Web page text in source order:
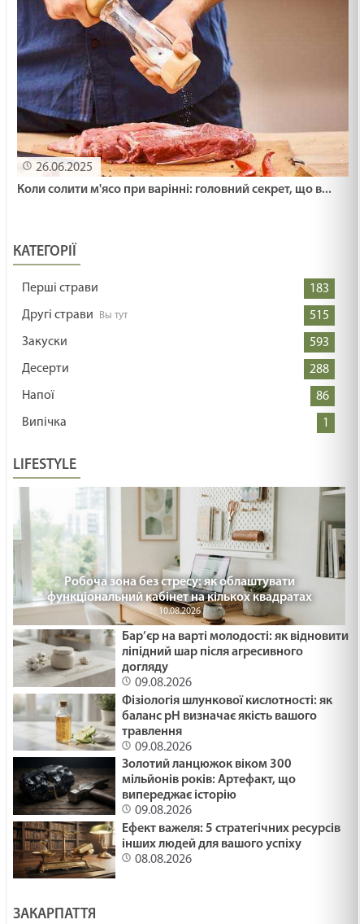
26.06.2025
Коли солити м'ясо при варінні: головний секрет, що в...
КАТЕГОРІЇ
Перші страви
183
Другі страви
515
Закуски
593
Десерти
288
Напої
86
Випічка
1
LIFESTYLE
Робоча зона без стресу: як облаштувати
функціональний кабінет на кількох квадратах
10.08.2026
Бар’єр на варті молодості: як відновити
ліпідний шар після агресивного
догляду
09.08.2026
Фізіологія шлункової кислотності: як
баланс pH визначає якість вашого
травлення
09.08.2026
Золотий ланцюжок віком 300
мільйонів років: Артефакт, що
випереджає історію
09.08.2026
Ефект важеля: 5 стратегічних ресурсів
інших людей для вашого успіху
08.08.2026
ЗАКАРПАТТЯ